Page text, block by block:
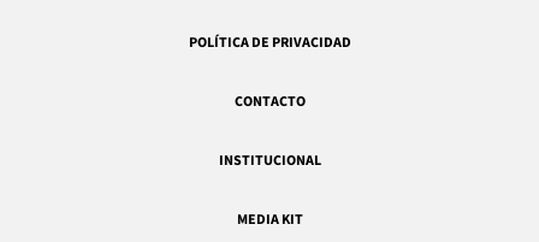
POLÍTICA DE PRIVACIDAD
CONTACTO
INSTITUCIONAL
MEDIA KIT